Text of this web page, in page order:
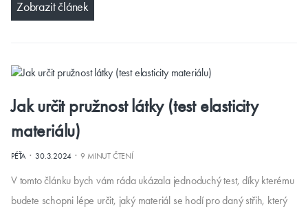
Zobrazit článek
Jak určit pružnost látky (test elasticity
materiálu)
PÉŤA·30.3.2024·9 MINUT ČTENÍ
V tomto článku bych vám ráda ukázala jednoduchý test, díky kterému
budete schopni lépe určit, jaký materiál se hodí pro daný střih, který